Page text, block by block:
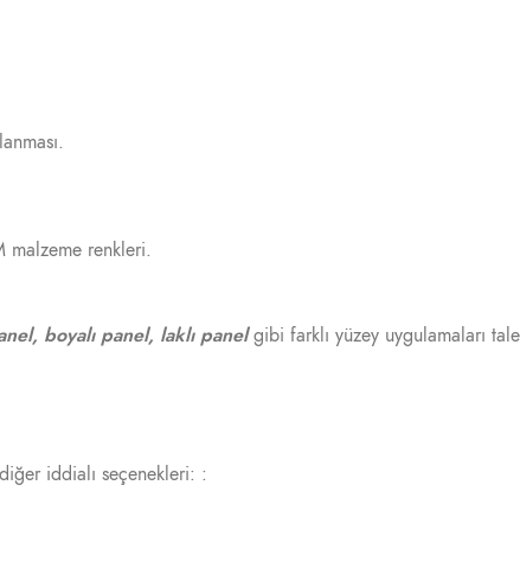
malzeme renkleri.
boyalı panel, laklı panel gibi farklı yüzey uygulamaları
iddialı seçenekleri: :